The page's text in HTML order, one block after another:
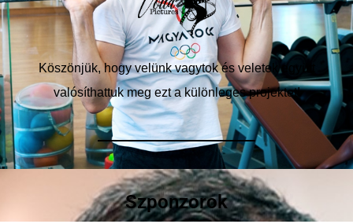
Köszönjük, hogy velünk vagytok és veletek együtt
valósíthattuk meg ezt a különleges projektet!
Szponzorok